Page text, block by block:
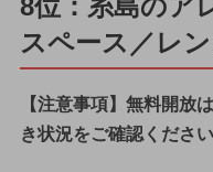
8位：糸島のア
スペース／レ
【注意事項】無料開放
き状況をご確認ください